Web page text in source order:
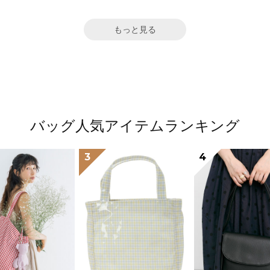
もっと見る
バッグ人気アイテムランキング
3 4